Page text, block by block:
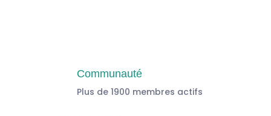
Communauté
Plus de 1900 membres actifs